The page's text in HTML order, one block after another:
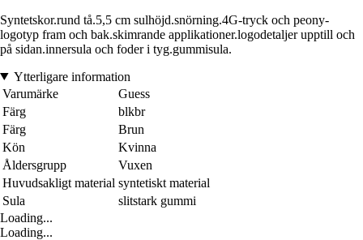
Syntetskor.rund tå.5,5 cm sulhöjd.snörning.4G-tryck och peony-
logotyp fram och bak.skimrande applikationer.logodetaljer upptill och
på sidan.innersula och foder i tyg.gummisula.
Ytterligare information
Varumärke
Guess
Färg
blkbr
Färg
Brun
Kön
Kvinna
Åldersgrupp
Vuxen
Huvudsakligt material syntetiskt material
Sula
slitstark gummi
Loading...
Loading...